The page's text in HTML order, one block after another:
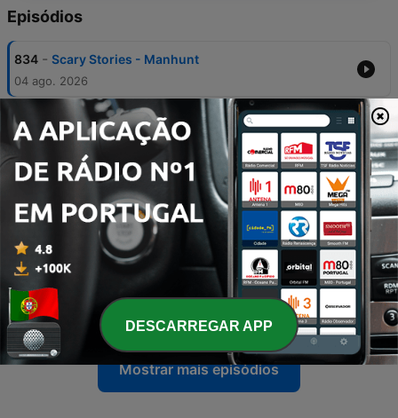
Episódios
834 - Scary Stories - Manhunt
04 ago. 2026
833 Scary Stories - Area 51
03 ago. 2026
832 - Scary Stories - Coy Dog
Scary Stories - Spirits
03 ago. 2026
830 - Scary Stories - Scorned
03 ago. 2026
Mostrar mais episódios
DESCARREGAR APP